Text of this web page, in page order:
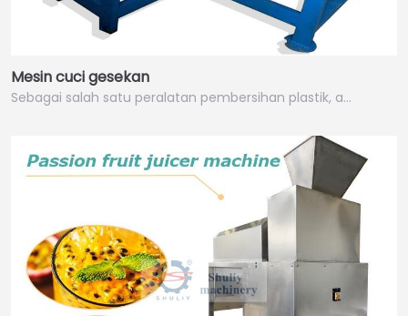
Mesin cuci gesekan
Sebagai salah satu peralatan pembersihan plastik, a…